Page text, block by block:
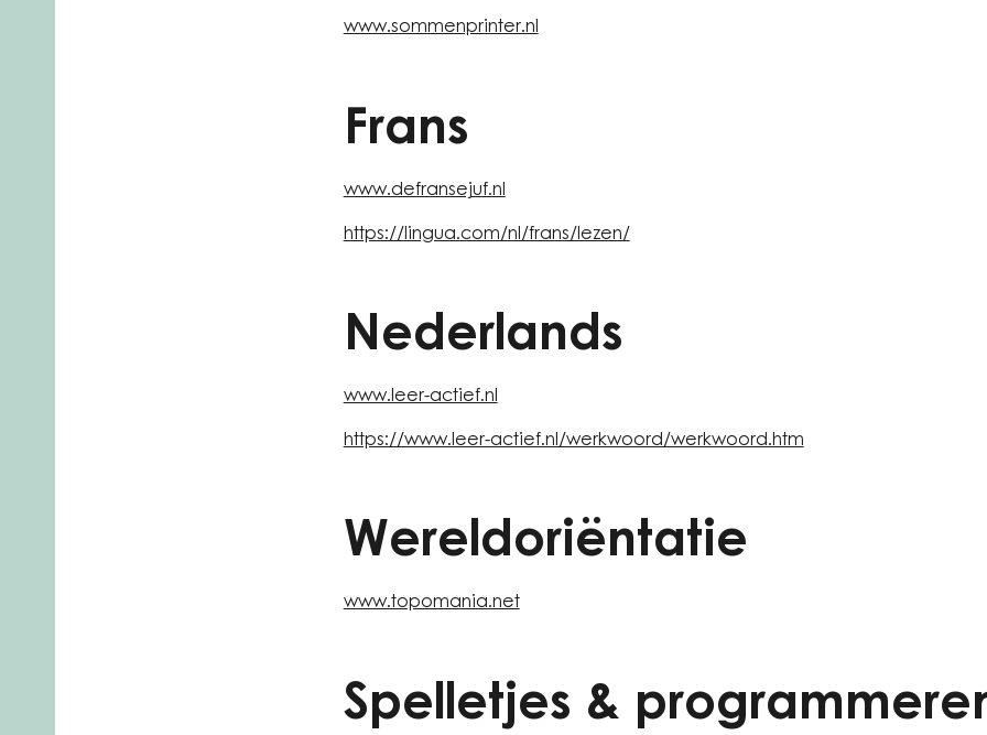
www.sommenprinter.nl
Frans
www.defransejuf.nl
https://lingua.com/nl/frans/lezen/
Nederlands
www.leer-actief.nl
https://www.leer-actief.nl/werkwoord/werkwoord.htm
Wereldoriëntatie
www.topomania.net
Spelletjes &